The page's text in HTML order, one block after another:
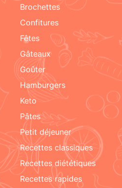
brochettes
confitures
fêtes
gâteaux
goûter
hamburgers
keto
pâtes
petit déjeuner
recettes classiques
recettes diététiques
recettes rapides